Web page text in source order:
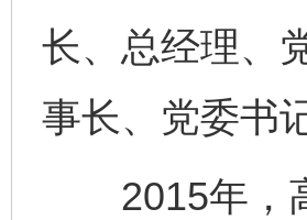
长、总经理、
事长、党委书
2015年，高